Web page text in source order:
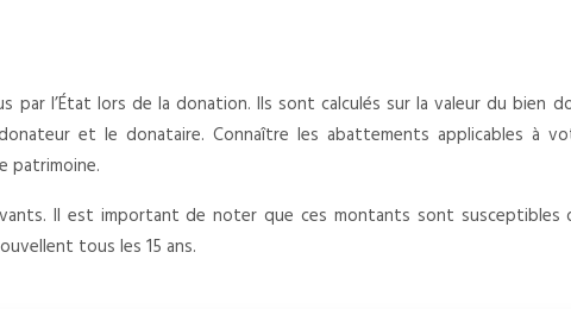
l’État lors de la donation. Ils sont calculés sur la valeur du bien
et le donataire. Connaître les abattements applicables à
patrimoine.
Il est important de noter que ces montants sont susceptibles
tous les 15 ans.